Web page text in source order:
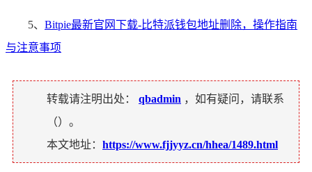
5、 Bitpie最新官网下载-比特派钱包地址删除，操作指南
与注意事项
转载请注明出处： qbadmin ，如有疑问，请联系
（）。
本文地址： https://www.fjjyyz.cn/hhea/1489.html